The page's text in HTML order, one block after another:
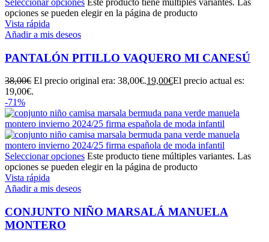
opciones se pueden elegir en la página de producto
Vista rápida
Añadir a mis deseos
PANTALÓN PITILLO VAQUERO MI CANESÚ
38,00€ El precio original era: 38,00€.19,00€El precio actual es:
19,00€.
-71%
Seleccionar opciones Este producto tiene múltiples variantes. Las
opciones se pueden elegir en la página de producto
Vista rápida
Añadir a mis deseos
CONJUNTO NIÑO MARSALÁ MANUELA
MONTERO